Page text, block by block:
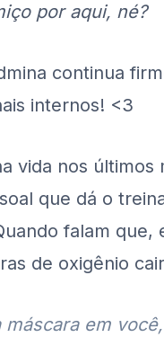
por aqui, né?
continua
internos! <3
vida nos últimos
que dá o
falam que,
de oxigênio
máscara em